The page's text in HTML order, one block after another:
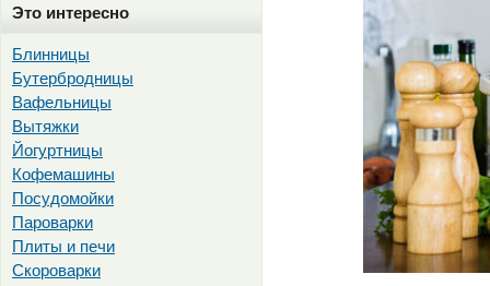
Это интересно
Блинницы
Бутербродницы
Вафельницы
Вытяжки
Йогуртницы
Кофемашины
Посудомойки
Пароварки
Плиты и печи
Скороварки